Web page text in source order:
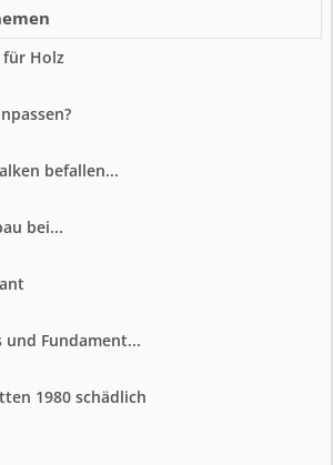
für Holz
befallen...
bei...
und Fundament...
1980 schädlich